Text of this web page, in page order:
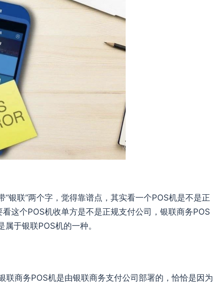
银联”两个字，觉得靠谱点，其实看一个POS机是不是正
这个POS机收单方是不是正规支付公司，银联商务POS
于银联POS机的一种。
联商务POS机是由银联商务支付公司部署的，恰恰是因为